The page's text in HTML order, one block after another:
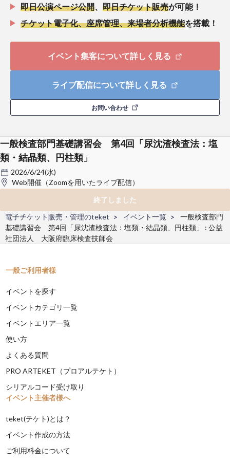
即日公演ページ公開
即日チケット販売が可能！
チケット電子化、座席管理、来場者分析機能を搭載！
イベント集客について詳しく見る
ライブ配信について詳しく見る
お問い合わせ
一般検査部門基礎講習会 第4回「尿沈渣検査法：塩
類・結晶類、円柱類」
2026/6/24(水)
Web開催（Zoomを用いたライブ配信）
終了しました
電子チケット販売・管理のteket
イベント一覧
一般検査部門
基礎講習会 第4回「尿沈渣検査法：塩類・結晶類、円柱類」 : 公益
社団法人 大阪府臨床検査技師会
一般ご利用者様
イベントを探す
イベントカテゴリ一覧
イベントエリア一覧
使い方
よくある質問
PRO ARTEKET（プロアルテケト）
シリアルコード受け取り
イベント主催者様へ
teket(テケト)とは？
イベント作成の方法
ご利用料金について